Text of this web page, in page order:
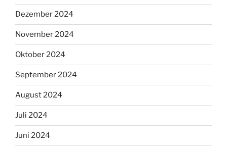
Dezember 2024
November 2024
Oktober 2024
September 2024
August 2024
Juli 2024
Juni 2024